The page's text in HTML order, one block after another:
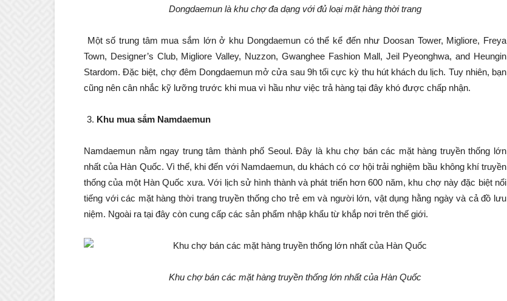
Dongdaemun là khu chợ đa dạng với đủ loại mặt hàng thời trang
Một số trung tâm mua sắm lớn ở khu Dongdaemun có thể kể đến như Doosan Tower, Migliore, Freya
Town, Designer’s Club, Migliore Valley, Nuzzon, Gwanghee Fashion Mall, Jeil Pyeonghwa, and Heungin
Stardom. Đặc biệt, chợ đêm Dongdaemun mở cửa sau 9h tối cực kỳ thu hút khách du lịch. Tuy nhiên, bạn
cũng nên cân nhắc kỹ lưỡng trước khi mua vì hầu như việc trả hàng tại đây khó được chấp nhận.
Khu mua sắm Namdaemun
Namdaemun nằm ngay trung tâm thành phố Seoul. Đây là khu chợ bán các mặt hàng truyền thống lớn
nhất của Hàn Quốc. Vì thế, khi đến với Namdaemun, du khách có cơ hội trải nghiệm bầu không khí truyền
thống của một Hàn Quốc xưa. Với lịch sử hình thành và phát triển hơn 600 năm, khu chợ này đặc biệt nổi
tiếng với các mặt hàng thời trang truyền thống cho trẻ em và người lớn, vật dụng hằng ngày và cả đồ lưu
niệm. Ngoài ra tại đây còn cung cấp các sản phẩm nhập khẩu từ khắp nơi trên thế giới.
Khu chợ bán các mặt hàng truyền thống lớn nhất của Hàn Quốc